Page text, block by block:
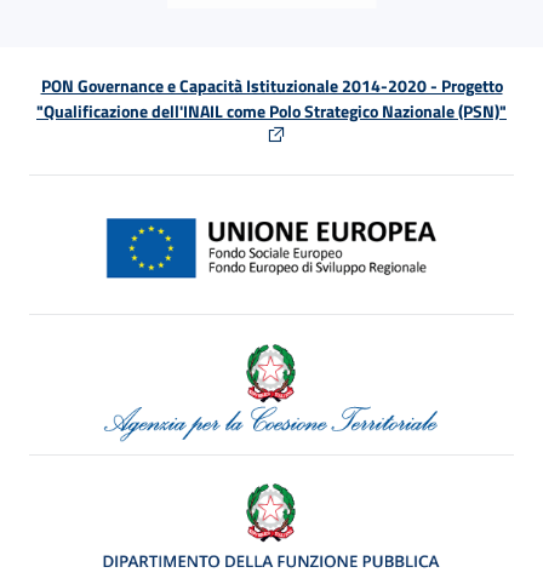
PON Governance e Capacità Istituzionale 2014-2020 - Progetto
"Qualificazione dell'INAIL come Polo Strategico Nazionale (PSN)"